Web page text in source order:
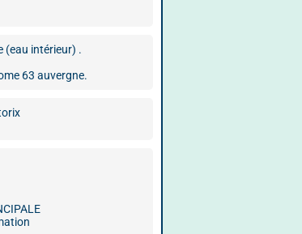
(eau intérieur) .
63 auvergne.